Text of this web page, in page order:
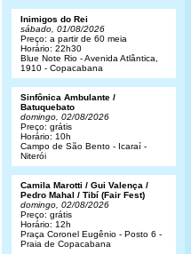
Inimigos do Rei
sábado, 01/08/2026
Preço: a partir de 60 meia
Horário: 22h30
Blue Note Rio - Avenida Atlântica,
1910 - Copacabana
Sinfônica Ambulante /
Batuquebato
domingo, 02/08/2026
Preço: grátis
Horário: 10h
Campo de São Bento - Icaraí -
Niterói
Camila Marotti / Gui Valença /
Pedro Mahal / Tibí (Fair Fest)
domingo, 02/08/2026
Preço: grátis
Horário: 12h
Praça Coronel Eugênio - Posto 6 -
Praia de Copacabana